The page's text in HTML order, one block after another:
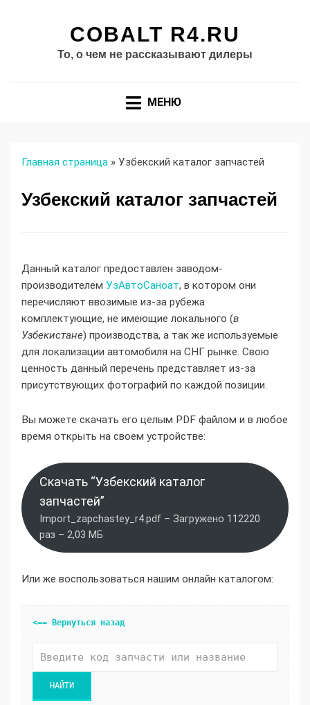
COBALT R4.RU
То, о чем не рассказывают дилеры
МЕНЮ
Главная страница » Узбекский каталог запчастей
Узбекский каталог запчастей
Данный каталог предоставлен заводом-
производителем УзАвтоСаноат, в котором они
перечисляют ввозимые из-за рубежа
комплектующие, не имеющие локального (в
Узбекистане) производства, а так же используемые
для локализации автомобиля на СНГ рынке. Свою
ценность данный перечень представляет из-за
присутствующих фотографий по каждой позиции.
Вы можете скачать его целым PDF файлом и в любое
время открыть на своем устройстве:
Скачать “Узбекский каталог
запчастей”
Import_zapchastey_r4.pdf – Загружено 112220
раз – 2,03 МБ
Или же воспользоваться нашим онлайн каталогом:
<== Вернуться назад